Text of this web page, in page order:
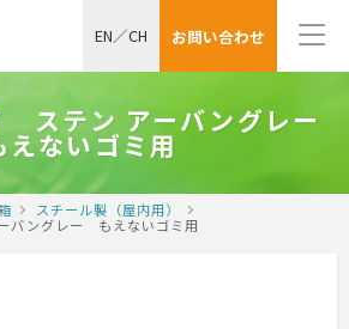
お問い合わせ
EN／CH
ステン アーバングレー
えないゴミ用
スチール製（屋内用）
バングレー もえないゴミ用